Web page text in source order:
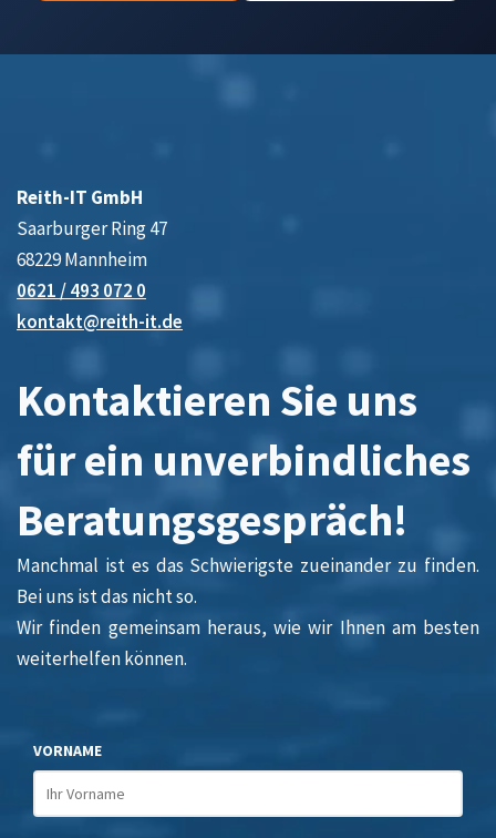
Reith-IT GmbH
Saarburger Ring 47
68229 Mannheim
0621 / 493 072 0
kontakt@reith-it.de
Kontaktieren Sie uns
für ein unverbindliches
Beratungsgespräch!
Manchmal ist es das Schwierigste zueinander zu finden.
Bei uns ist das nicht so.
Wir finden gemeinsam heraus, wie wir Ihnen am besten
weiterhelfen können.
VORNAME